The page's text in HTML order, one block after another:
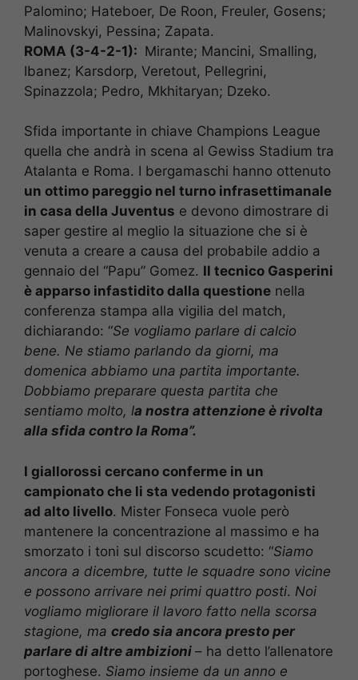
Palomino; Hateboer, De Roon, Freuler, Gosens;
Malinovskyi, Pessina; Zapata.
ROMA (3-4-2-1): Mirante; Mancini, Smalling,
Ibanez; Karsdorp, Veretout, Pellegrini,
Spinazzola; Pedro, Mkhitaryan; Dzeko.
Sfida importante in chiave Champions League
quella che andrà in scena al Gewiss Stadium tra
Atalanta e Roma. I bergamaschi hanno ottenuto
un ottimo pareggio nel turno infrasettimanale
in casa della Juventus e devono dimostrare di
saper gestire al meglio la situazione che si è
venuta a creare a causa del probabile addio a
gennaio del “Papu” Gomez. Il tecnico Gasperini
è apparso infastidito dalla questione nella
conferenza stampa alla vigilia del match,
dichiarando: “Se vogliamo parlare di calcio
bene. Ne stiamo parlando da giorni, ma
domenica abbiamo una partita importante.
Dobbiamo preparare questa partita che
sentiamo molto, la nostra attenzione è rivolta
alla sfida contro la Roma”.
I giallorossi cercano conferme in un
campionato che li sta vedendo protagonisti
ad alto livello. Mister Fonseca vuole però
mantenere la concentrazione al massimo e ha
smorzato i toni sul discorso scudetto: “Siamo
ancora a dicembre, tutte le squadre sono vicine
e possono arrivare nei primi quattro posti. Noi
vogliamo migliorare il lavoro fatto nella scorsa
stagione, ma credo sia ancora presto per
parlare di altre ambizioni – ha detto l’allenatore
portoghese. Siamo insieme da un anno e